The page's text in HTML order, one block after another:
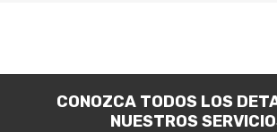
CONOZCA TODOS LOS
NUESTROS